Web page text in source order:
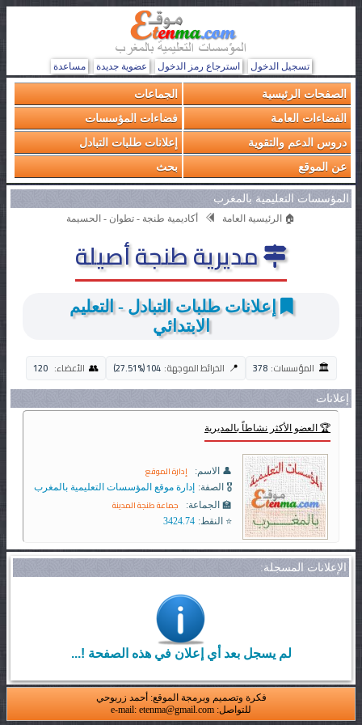
تسجيل الدخول استرجاع رمز الدخول عضوية جديدة مساعدة
الصفحات الرئيسية
الجماعات
الفضاءات العامة
فضاءات المؤسسات
دروس الدعم والتقوية
إعلانات طلبات التبادل
عن الموقع
بحث
المؤسسات التعليمية بالمغرب
🏠 الرئيسية العامة أكاديمية طنجة - تطوان - الحسيمة
مديرية طنجة أصيلة
إعلانات طلبات التبادل - التعليم
الابتدائي
🏛️ المؤسسات: 378
📍 الخرائط الموجهة: 104 (27.51%)
👥 الأعضاء: 120
إعلانات
🏆 العضو الأكثر نشاطاً بالمديرية
👤 الاسم: إدارة الموقع
🎖️ الصفة: إدارة موقع المؤسسات التعليمية بالمغرب
🏫 الجماعة:
جماعة طنجة المدينة
⭐ النقط: 3424.74
الإعلانات المسجلة:
لم يسجل بعد أي إعلان في هذه الصفحة !...
فكرة وتصميم وبرمجة الموقع: أحمد زربوحي
للتواصل: e-mail: etenma@gmail.com